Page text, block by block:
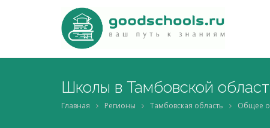
Школы в Тамбовской
Главная Регионы Тамбовская область Общее